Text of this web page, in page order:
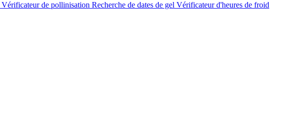
Vérificateur de pollinisation Recherche de dates de gel Vérificateur d'heures de froid